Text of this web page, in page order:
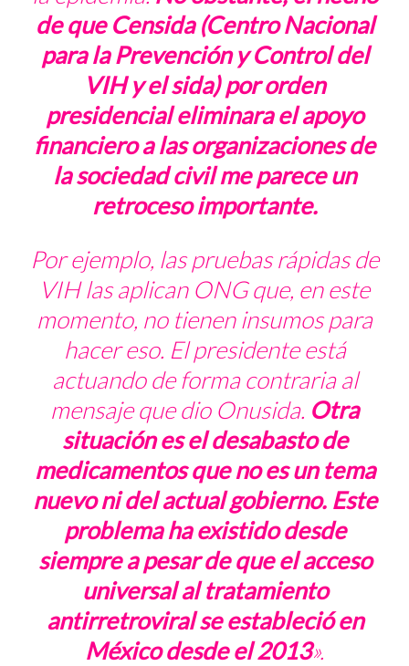
de que Censida (Centro Nacional
para la Prevención y Control del
VIH y el sida) por orden
presidencial eliminara el apoyo
financiero a las organizaciones de
la sociedad civil me parece un
retroceso importante.
Por ejemplo, las pruebas rápidas de
VIH las aplican ONG que, en este
momento, no tienen insumos para
hacer eso. El presidente está
actuando de forma contraria al
mensaje que dio Onusida. Otra
situación es el desabasto de
medicamentos que no es un tema
nuevo ni del actual gobierno. Este
problema ha existido desde
siempre a pesar de que el acceso
universal al tratamiento
antirretroviral se estableció en
México desde el 2013».